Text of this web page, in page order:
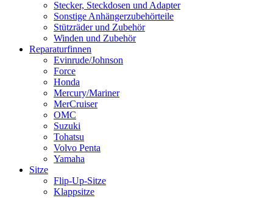
Stecker, Steckdosen und Adapter
Sonstige Anhängerzubehörteile
Stützräder und Zubehör
Winden und Zubehör
Reparaturfinnen
Evinrude/Johnson
Force
Honda
Mercury/Mariner
MerCruiser
OMC
Suzuki
Tohatsu
Volvo Penta
Yamaha
Sitze
Flip-Up-Sitze
Klappsitze